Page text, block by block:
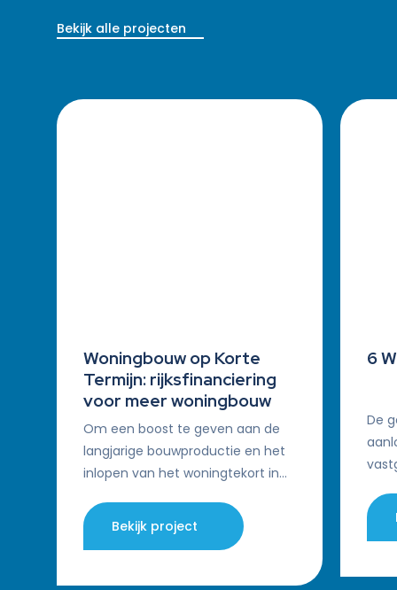
Bekijk alle projecten
Woningbouw op Korte
Termijn: rijksfinanciering
voor meer woningbouw
Om een boost te geven aan de
langjarige bouwproductie en het
inlopen van het woningtekort in
heel Nederland heeft het
ministerie van Binnenlandse…
Bekijk project
6
De
met